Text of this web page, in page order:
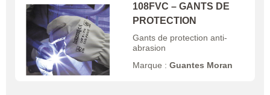
108FVC – GANTS DE
PROTECTION
Gants de protection anti-
abrasion
Marque :Guantes Moran